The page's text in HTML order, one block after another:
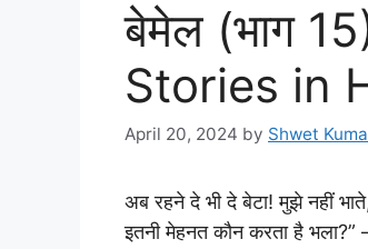
बेमेल (भाग
Stories in
April 20, 2024 by Shwet
अब रहने दे भी दे बेटा! मुझे नहीं
इतनी मेहनत कौन करता है भला?”